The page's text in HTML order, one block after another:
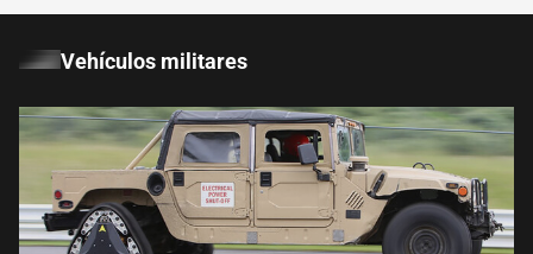
Vehículos militares